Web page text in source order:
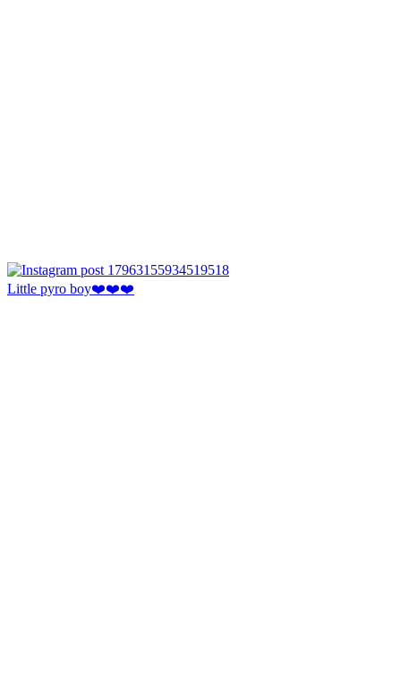
Little pyro boy❤️❤️❤️